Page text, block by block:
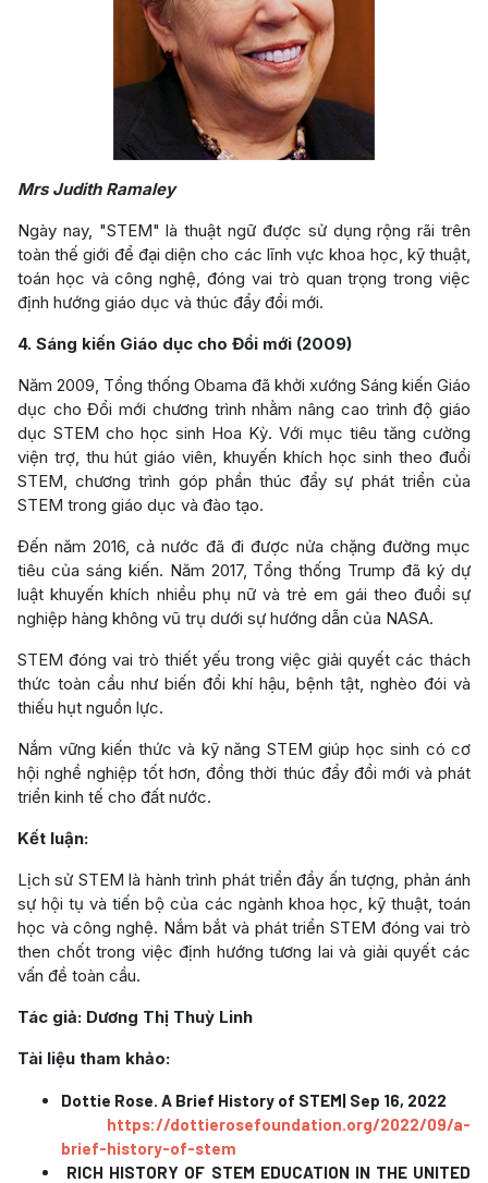
Mrs Judith Ramaley
Ngày nay, "STEM" là thuật ngữ được sử dụng rộng rãi trên
toàn thế giới để đại diện cho các lĩnh vực khoa học, kỹ thuật,
toán học và công nghệ, đóng vai trò quan trọng trong việc
định hướng giáo dục và thúc đẩy đổi mới.
4. Sáng kiến Giáo dục cho Đổi mới (2009)
Năm 2009, Tổng thống Obama đã khởi xướng Sáng kiến Giáo
dục cho Đổi mới chương trình nhằm nâng cao trình độ giáo
dục STEM cho học sinh Hoa Kỳ. Với mục tiêu tăng cường
viện trợ, thu hút giáo viên, khuyến khích học sinh theo đuổi
STEM, chương trình góp phần thúc đẩy sự phát triển của
STEM trong giáo dục và đào tạo.
Đến năm 2016, cả nước đã đi được nửa chặng đường mục
tiêu của sáng kiến. Năm 2017, Tổng thống Trump đã ký dự
luật khuyến khích nhiều phụ nữ và trẻ em gái theo đuổi sự
nghiệp hàng không vũ trụ dưới sự hướng dẫn của NASA.
STEM đóng vai trò thiết yếu trong việc giải quyết các thách
thức toàn cầu như biến đổi khí hậu, bệnh tật, nghèo đói và
thiếu hụt nguồn lực.
Nắm vững kiến thức và kỹ năng STEM giúp học sinh có cơ
hội nghề nghiệp tốt hơn, đồng thời thúc đẩy đổi mới và phát
triển kinh tế cho đất nước.
Kết luận:
Lịch sử STEM là hành trình phát triển đầy ấn tượng, phản ánh
sự hội tụ và tiến bộ của các ngành khoa học, kỹ thuật, toán
học và công nghệ. Nắm bắt và phát triển STEM đóng vai trò
then chốt trong việc định hướng tương lai và giải quyết các
vấn đề toàn cầu.
Tác giả: Dương Thị Thuỳ Linh
Tài liệu tham khảo:
Dottie Rose. A Brief History of STEM| Sep 16, 2022
https://dottierosefoundation.org/2022/09/a-
brief-history-of-stem
RICH HISTORY OF STEM EDUCATION IN THE UNITED